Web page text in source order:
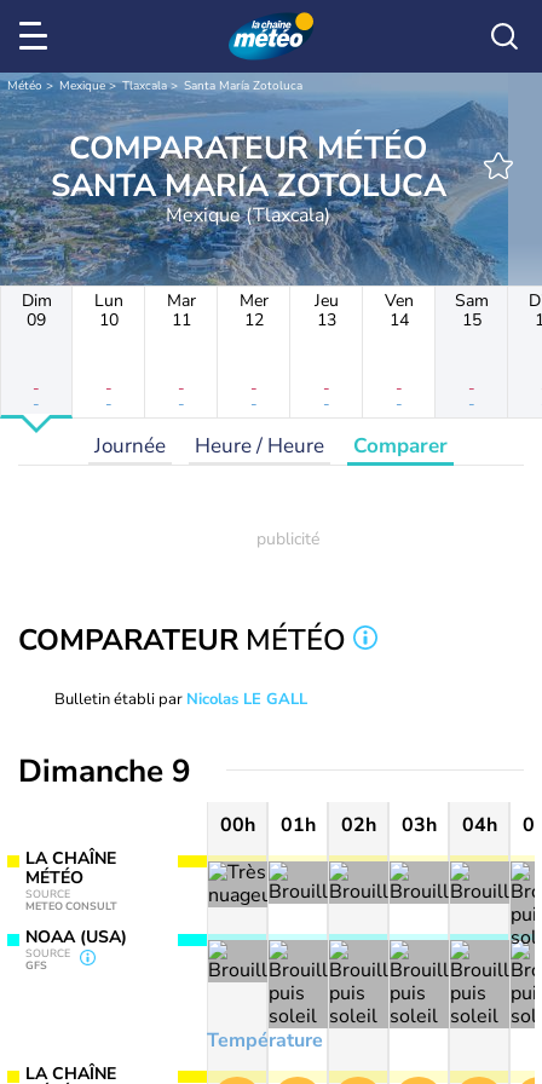
Météo Mexique Tlaxcala Santa María Zotoluca
COMPARATEUR MÉTÉO
SANTA MARÍA ZOTOLUCA
Mexique (Tlaxcala)
Dim
09
-
-
Lun
10
-
-
Mar
11
-
-
Mer
12
-
-
Jeu
13
-
-
Ven
14
-
-
Sam
15
-
-
Journée Heure / Heure Comparer
COMPARATEUR MÉTÉO
Bulletin établi par Nicolas LE GALL
Dimanche 9
LA CHAÎNE
MÉTÉO
SOURCE
METEO CONSULT
NOAA (USA)
SOURCE
GFS
LA CHAÎNE
00h 01h 02h 03h 04h
Température